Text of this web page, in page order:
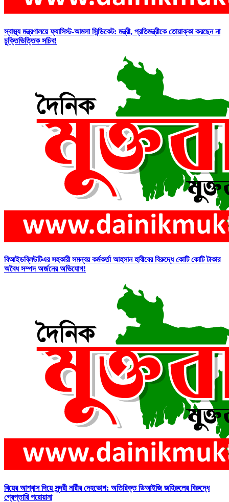
স্বাস্থ্য মন্ত্রণালয়ে ফ্যাসিস্ট-আমলা সিন্ডিকেট: মন্ত্রী, প্রতিমন্ত্রীকে তোয়াক্কা করছেন না
চুক্তিভিত্তিক সচিব!
বিআইডব্লিউটিএর সহকারী সমন্বয় কর্মকর্তা আহসান হাবীবের বিরুদ্ধে কোটি কোটি টাকার
অবৈধ সম্পদ অর্জনের অভিযোগ!
বিয়ের আশ্বাস দিয়ে সুন্দরী নরিীর দেহভোগ: অতিরিক্ত ডিআইজি জহিরুলের বিরুদ্ধে
গ্রেপ্তারি পরোয়ানা